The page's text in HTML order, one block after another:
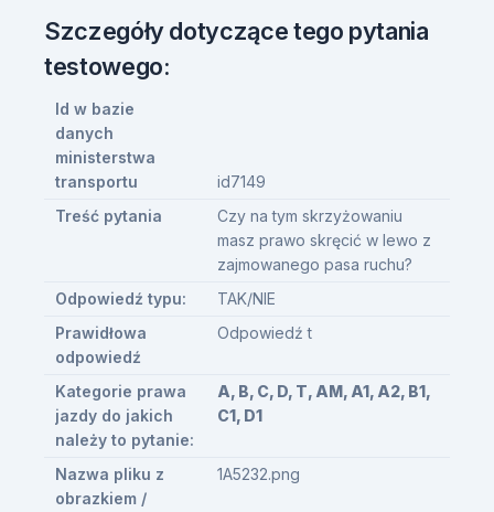
Szczegóły dotyczące tego pytania
testowego:
Id w bazie
danych
ministerstwa
transportu
id7149
Treść pytania
Czy na tym skrzyżowaniu
masz prawo skręcić w lewo z
zajmowanego pasa ruchu?
Odpowiedź typu:
TAK/NIE
Prawidłowa
odpowiedź
Odpowiedź t
Kategorie prawa
jazdy do jakich
należy to pytanie:
A, B, C, D, T, AM, A1, A2, B1,
C1, D1
Nazwa pliku z
obrazkiem /
1A5232.png